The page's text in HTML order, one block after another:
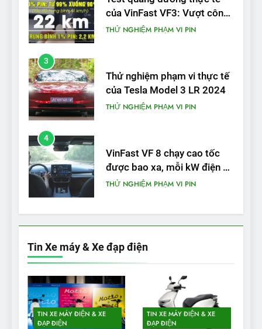
của VinFast VF3: Vượt công
bố từ nhà sản xuất
THỬ NGHIỆM PHẠM VI PIN
3
Thử nghiệm phạm vi thực tế
của Tesla Model 3 LR 2024
THỬ NGHIỆM PHẠM VI PIN
4
VinFast VF 8 chạy cao tốc
được bao xa, mỗi kW điện đi
được bao nhiêu km?
THỬ NGHIỆM PHẠM VI PIN
5
bao nhiêu km sau mỗi lần
THỬ NGHIỆM PHẠM VI PIN
1
Xe điện Trung Quốc với pin
‘bán rắn’ đi được 554 dặm
Tin Xe máy & Xe đạp điện
TIN XE MÁY ĐIỆN & XE
ĐẠP ĐIỆN
TIN XE MÁY ĐIỆN & XE
ĐẠP ĐIỆN